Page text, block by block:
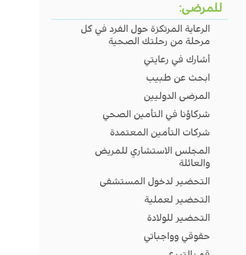
للمرضى:
الرعاية المرتكزة حول الفرد في كل
مرحلة من رحلتك الصحية
أشارك في رعايتي
ابحث عن طبيب
المرضى الدوليين
شركاؤنا في التأمين الصحي
شركات التأمين المعتمدة
المجلس الاستشاري للمريض
والعائلة
التحضير لدخول المستشفى
التحضير لعملية
التحضير للولادة
حقوقي وواجباتي